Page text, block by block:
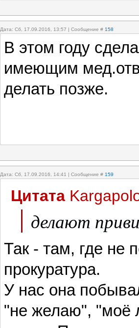
Дата: Сб, 17.09.2016, 13:57 | Сообщение # 158
В этом году
имеющим
делать позже.
Дата: Сб, 17.09.2016, 14:41 | Сообщение # 159
Цитата
делают
Так - там, где не
прокуратура.
У нас она
"не желаю", "моё